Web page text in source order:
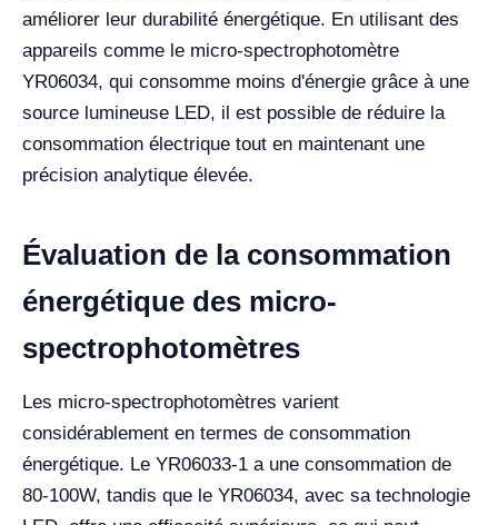
améliorer leur durabilité énergétique. En utilisant des
appareils comme le micro-spectrophotomètre
YR06034, qui consomme moins d'énergie grâce à une
source lumineuse LED, il est possible de réduire la
consommation électrique tout en maintenant une
précision analytique élevée.
Évaluation de la consommation
énergétique des micro-
spectrophotomètres
Les micro-spectrophotomètres varient
considérablement en termes de consommation
énergétique. Le YR06033-1 a une consommation de
80-100W, tandis que le YR06034, avec sa technologie